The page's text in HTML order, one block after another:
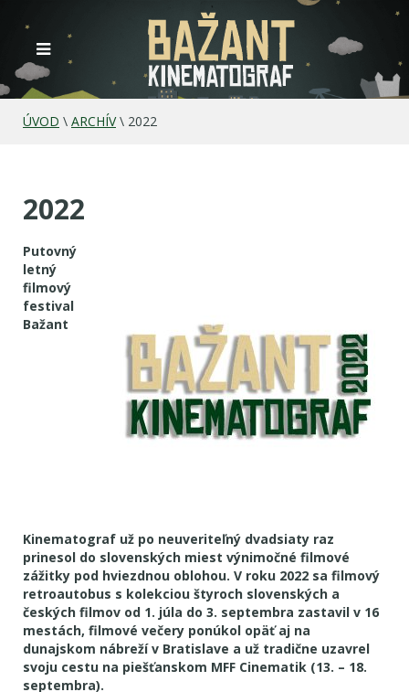
ÚVOD \ ARCHÍV\ 2022
2022
Putovný
letný
filmový
festival
Bažant
Kinematograf už po neuveriteľný dvadsiaty raz
prinesol do slovenských miest výnimočné filmové
zážitky pod hviezdnou oblohou. V roku 2022 sa filmový
retroautobus s kolekciou štyroch slovenských a
českých filmov od 1. júla do 3. septembra zastavil v 16
mestách, filmové večery ponúkol opäť aj na
dunajskom nábreží v Bratislave a už tradične uzavrel
svoju cestu na piešťanskom MFF Cinematik (13. – 18.
septembra).